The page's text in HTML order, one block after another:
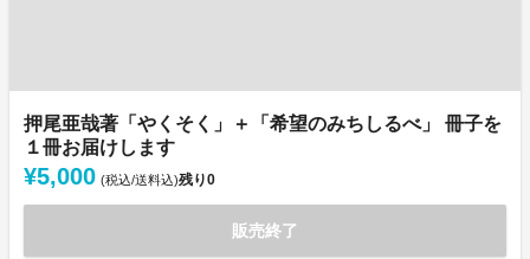
押尾亜哉著「やくそく」＋「希望のみちしるべ」 冊子を
１冊お届けします
¥5,000 (税込/送料込)残り0
販売終了